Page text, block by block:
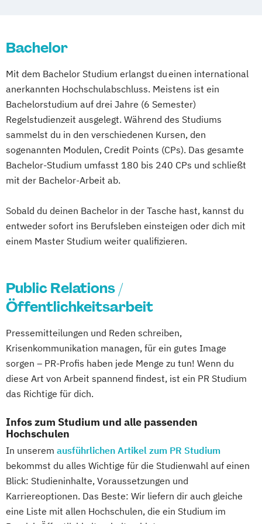
Bachelor
Mit dem Bachelor Studium erlangst du einen international
anerkannten Hochschulabschluss. Meistens ist ein
Bachelorstudium auf drei Jahre (6 Semester)
Regelstudienzeit ausgelegt. Während des Studiums
sammelst du in den verschiedenen Kursen, den
sogenannten Modulen, Credit Points (CPs). Das gesamte
Bachelor-Studium umfasst 180 bis 240 CPs und schließt
mit der Bachelor-Arbeit ab.
Sobald du deinen Bachelor in der Tasche hast, kannst du
entweder sofort ins Berufsleben einsteigen oder dich mit
einem Master Studium weiter qualifizieren.
Public Relations /
Öffentlichkeitsarbeit
Pressemitteilungen und Reden schreiben,
Krisenkommunikation managen, für ein gutes Image
sorgen – PR-Profis haben jede Menge zu tun! Wenn du
diese Art von Arbeit spannend findest, ist ein PR Studium
das Richtige für dich.
Infos zum Studium und alle passenden
Hochschulen
In unserem ausführlichen Artikel zum PR Studium
bekommst du alles Wichtige für die Studienwahl auf einen
Blick: Studieninhalte, Voraussetzungen und
Karriereoptionen. Das Beste: Wir liefern dir auch gleiche
eine Liste mit allen Hochschulen, die ein Studium im